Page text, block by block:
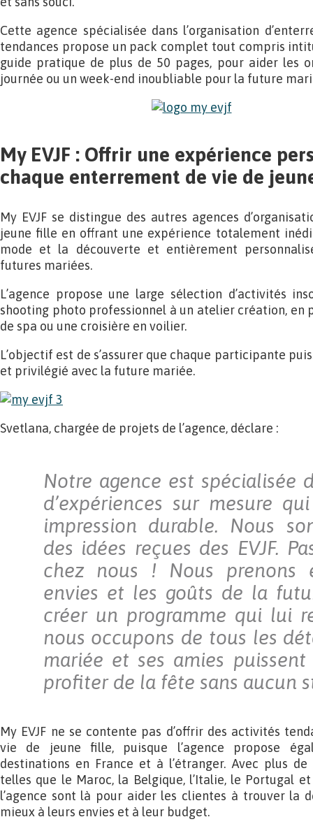
Cette agence spécialisée dans l’organisation
tendances propose un pack complet tout compris
guide pratique de plus de 50 pages, pour aider les
journée ou un week-end inoubliable pour la future
My EVJF : Offrir une expérience
chaque enterrement de vie de
My EVJF se distingue des autres agences
jeune fille en offrant une expérience totalement
mode et la découverte et entièrement
futures mariées.
L’agence propose une large sélection d’activités
shooting photo professionnel à un atelier création, en
de spa ou une croisière en voilier.
L’objectif est de s’assurer que chaque participante
et privilégié avec la future mariée.
Svetlana, chargée de projets de l’agence, déclare :
Notre agence est spécialisée
d’expériences sur mesure
impression durable. Nous
des idées reçues des EVJF.
chez nous ! Nous prenons
envies et les goûts de la
créer un programme qui lui
nous occupons de tous les
mariée et ses amies
profiter de la fête sans aucun
My EVJF ne se contente pas d’offrir des activités
vie de jeune fille, puisque l’agence propose
destinations en France et à l’étranger. Avec plus
telles que le Maroc, la Belgique, l’Italie, le Portugal et
l’agence sont là pour aider les clientes à trouver la
mieux à leurs envies et à leur budget.